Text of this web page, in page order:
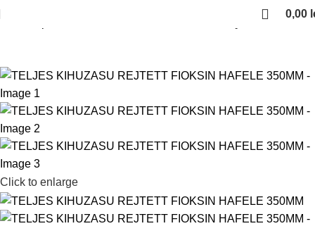
0,00
Rejtett fioksinek
Click to enlarge